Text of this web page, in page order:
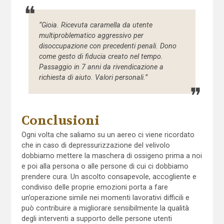
“Gioia. Ricevuta caramella da utente
multiproblematico aggressivo per
disoccupazione con precedenti penali. Dono
come gesto di fiducia creato nel tempo.
Passaggio in 7 anni da rivendicazione a
richiesta di aiuto. Valori personali.”
Conclusioni
Ogni volta che saliamo su un aereo ci viene ricordato
che in caso di depressurizzazione del velivolo
dobbiamo mettere la maschera di ossigeno prima a noi
e poi alla persona o alle persone di cui ci dobbiamo
prendere cura. Un ascolto consapevole, accogliente e
condiviso delle proprie emozioni porta a fare
un’operazione simile nei momenti lavorativi difficili e
può contribuire a migliorare sensibilmente la qualità
degli interventi a supporto delle persone utenti